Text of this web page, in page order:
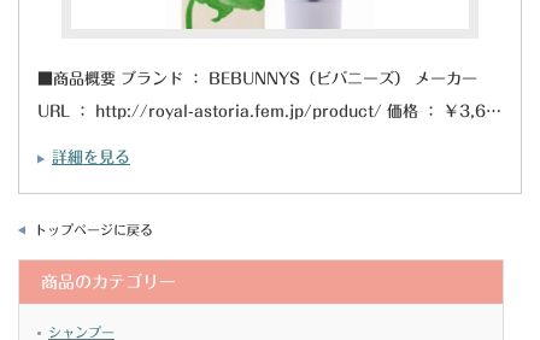
■商品概要 ブランド ： BEBUNNYS（ビバニーズ） メーカー
URL ： http://royal-astoria.fem.jp/product/ 価格 ： ￥3,6…
詳細を見る
トップページに戻る
商品のカテゴリー
シャンプー